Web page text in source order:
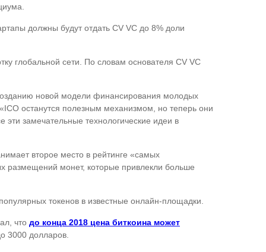
должны будут отдать CV VC до 8% доли
глобальной сети. По словам основателя CV VC
новой модели финансирования молодых
останутся полезным механизмом, но теперь они
эти замечательные технологические идеи в
второе место в рейтинге «самых
размещений монет, которые привлекли больше
токенов в известные онлайн-площадки.
что до конца 2018 цена биткоина может
3000 долларов.